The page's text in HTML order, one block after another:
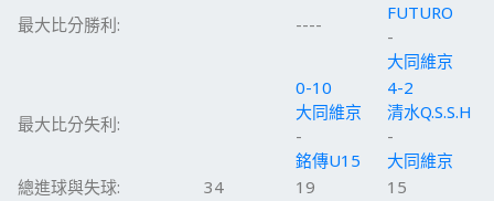
最大比分勝利: ----
FUTURO
-
大同維京
最大比分失利:
0-10
大同維京
-
銘傳U15
4-2
清水Q.S.S.H
-
大同維京
總進球與失球:
34 19
15